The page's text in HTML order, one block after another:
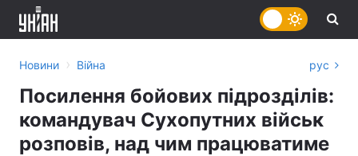
Новини › Війна рус
Посилення бойових підрозділів:
командувач Сухопутних військ
розповів, над чим працюватиме